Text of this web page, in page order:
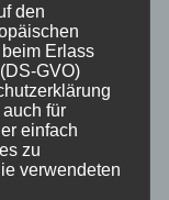
den
Erlass
GVO)
für
einfach
zu
verwendeten